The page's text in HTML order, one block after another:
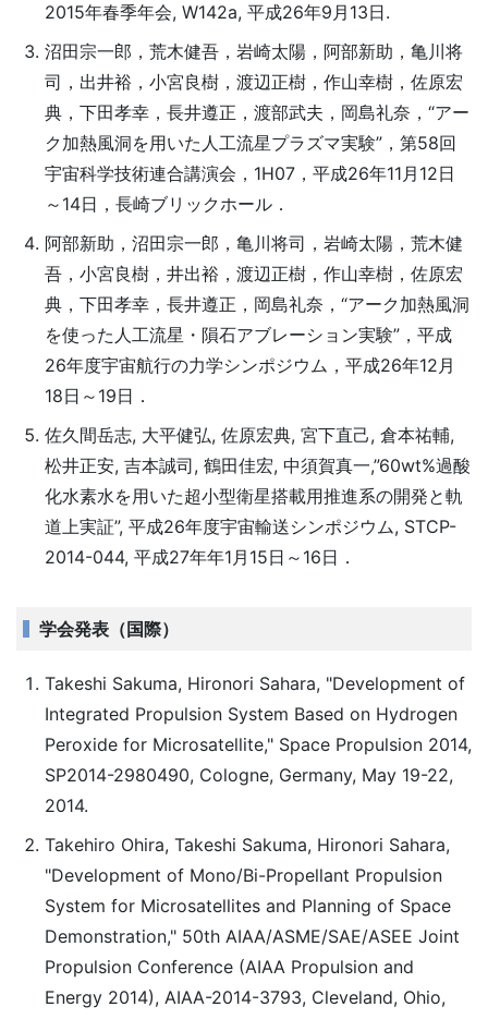
2015年春季年会, W142a, 平成26年9月13日.
沼田宗一郎，荒木健吾，岩崎太陽，阿部新助，亀川将
司，出井裕，小宮良樹，渡辺正樹，作山幸樹，佐原宏
典，下田孝幸，長井遵正，渡部武夫，岡島礼奈，“アー
ク加熱風洞を用いた人工流星プラズマ実験”，第58回
宇宙科学技術連合講演会，1H07，平成26年11月12日
～14日，長崎ブリックホール．
阿部新助，沼田宗一郎，亀川将司，岩崎太陽，荒木健
吾，小宮良樹，井出裕，渡辺正樹，作山幸樹，佐原宏
典，下田孝幸，長井遵正，岡島礼奈，“アーク加熱風洞
を使った人工流星・隕石アブレーション実験”，平成
26年度宇宙航行の力学シンポジウム，平成26年12月
18日～19日．
佐久間岳志, 大平健弘, 佐原宏典, 宮下直己, 倉本祐輔,
松井正安, 吉本誠司, 鶴田佳宏, 中須賀真一,”60wt%過酸
化水素水を用いた超小型衛星搭載用推進系の開発と軌
道上実証”, 平成26年度宇宙輸送シンポジウム, STCP-
2014-044, 平成27年年1月15日～16日．
学会発表（国際）
Takeshi Sakuma, Hironori Sahara, "Development of
Integrated Propulsion System Based on Hydrogen
Peroxide for Microsatellite," Space Propulsion 2014,
SP2014-2980490, Cologne, Germany, May 19-22,
2014.
Takehiro Ohira, Takeshi Sakuma, Hironori Sahara,
"Development of Mono/Bi-Propellant Propulsion
System for Microsatellites and Planning of Space
Demonstration," 50th AIAA/ASME/SAE/ASEE Joint
Propulsion Conference (AIAA Propulsion and
Energy 2014), AIAA-2014-3793, Cleveland, Ohio,